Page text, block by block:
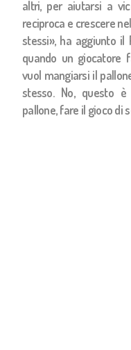
altri, per aiutarsi a
reciproca e crescere
stessi», ha aggiunto il
quando un giocatore
vuol mangiarsi il
stesso. No, questo
pallone, fare il gioco di